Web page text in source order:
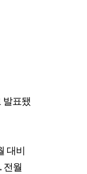
발표됐
대비
전월